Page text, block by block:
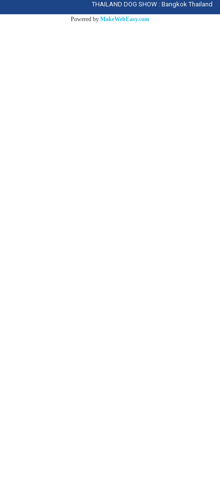
THAILAND DOG SHOW : Bangkok Thailand
Powered by MakeWebEasy.com